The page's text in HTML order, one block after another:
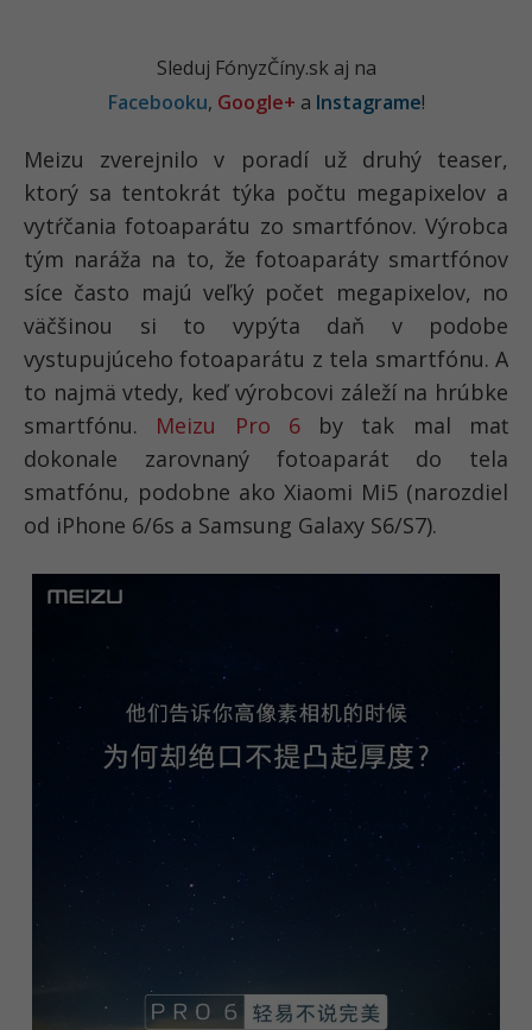
Sleduj FónyzČíny.sk aj na
Facebooku, Google+ a Instagrame!
Meizu zverejnilo v poradí už druhý teaser,
ktorý sa tentokrát týka počtu megapixelov a
vytŕčania fotoaparátu zo smartfónov. Výrobca
tým naráža na to, že fotoaparáty smartfónov
síce často majú veľký počet megapixelov, no
väčšinou si to vypýta daň v podobe
vystupujúceho fotoaparátu z tela smartfónu. A
to najmä vtedy, keď výrobcovi záleží na hrúbke
smartfónu. Meizu Pro 6 by tak mal mať
dokonale zarovnaný fotoaparát do tela
smatfónu, podobne ako Xiaomi Mi5 (narozdiel
od iPhone 6/6s a Samsung Galaxy S6/S7).